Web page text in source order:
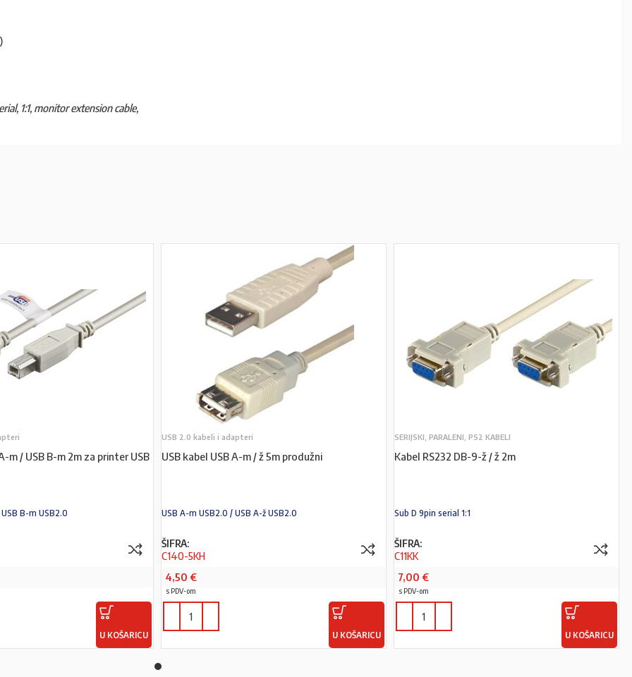
1:1, monitor extension cable,
m / USB B-m 2m za printer USB
B-m USB2.0
U KOŠARICU
USB 2.0 kabeli i adapteri
USB kabel USB A-m / ž 5m produžni
USB A-m USB2.0 / USB A-ž USB2.0
ŠIFRA:
C140-5KH
4,50 €
s PDV-om
U KOŠARICU
SERIJSKI, PARALENI, PS2 KABELI
Kabel RS232 DB-9-ž / ž 2m
Sub D 9pin serial 1:1
ŠIFRA:
C11KK
7,00 €
s PDV-om
U KOŠARICU